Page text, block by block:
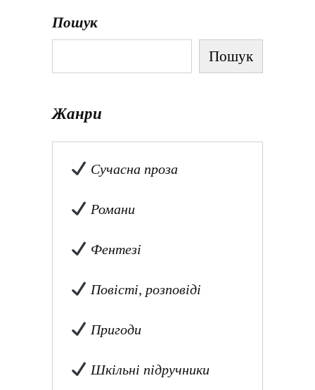
Пошук
Пошук
Жанри
Сучасна проза
Романи
Фентезі
Повісті, розповіді
Пригоди
Шкільні підручники